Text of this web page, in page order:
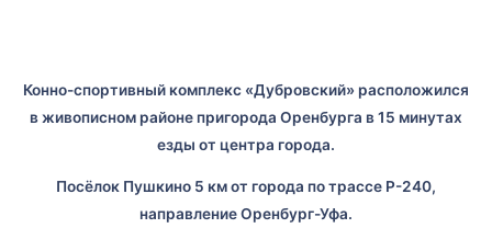
Конно-спортивный комплекс «Дубровский» расположился
в живописном районе пригорода Оренбурга в 15 минутах
езды от центра города.
Посёлок Пушкино 5 км от города по трассе Р-240,
направление Оренбург-Уфа.